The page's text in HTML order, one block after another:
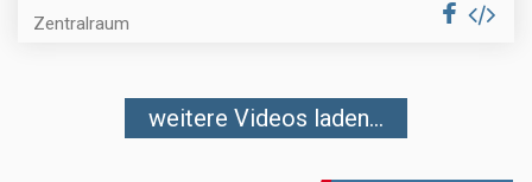
Zentralraum
weitere Videos laden...